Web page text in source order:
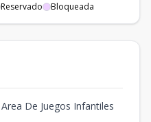
2 -
US$
323,500
1 -
US$
Reservado Bloqueada
Area De Juegos Infantiles